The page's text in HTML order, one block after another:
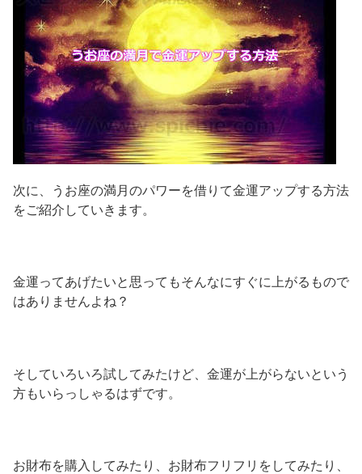
次に、うお座の満月のパワーを借りて金運アップする方法
をご紹介していきます。
金運ってあげたいと思ってもそんなにすぐに上がるもので
はありませんよね？
そしていろいろ試してみたけど、金運が上がらないという
方もいらっしゃるはずです。
お財布を購入してみたり、お財布フリフリをしてみたり、